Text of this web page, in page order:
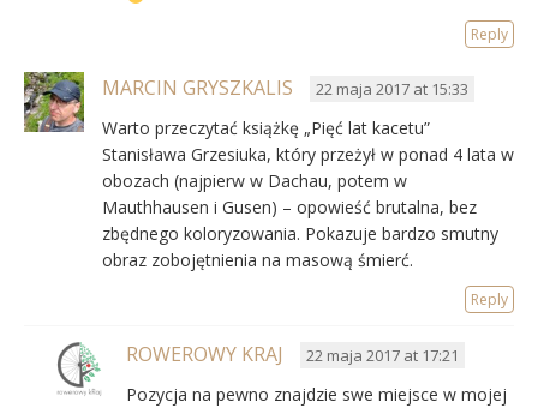
Reply
MARCIN GRYSZKALIS 22 maja 2017 at 15:33
Warto przeczytać książkę „Pięć lat kacetu”
Stanisława Grzesiuka, który przeżył w ponad 4 lata w
obozach (najpierw w Dachau, potem w
Mauthhausen i Gusen) – opowieść brutalna, bez
zbędnego koloryzowania. Pokazuje bardzo smutny
obraz zobojętnienia na masową śmierć.
Reply
ROWEROWY KRAJ 22 maja 2017 at 17:21
Pozycja na pewno znajdzie swe miejsce w mojej